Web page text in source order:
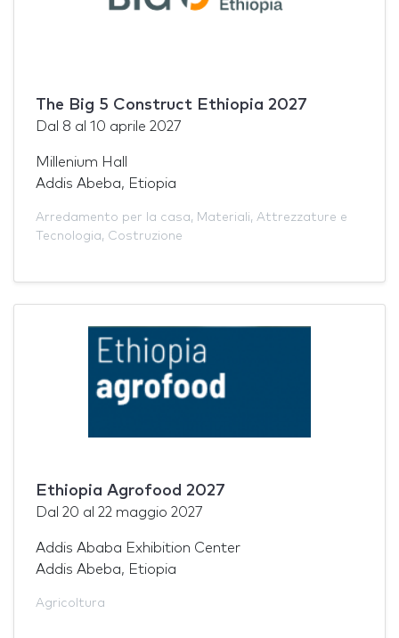
The Big 5 Construct Ethiopia 2027
Dal 8 al 10 aprile 2027
Millenium Hall
Addis Abeba, Etiopia
Arredamento per la casa, Materiali, Attrezzature e
Tecnologia, Costruzione
Ethiopia Agrofood 2027
Dal 20 al 22 maggio 2027
Addis Ababa Exhibition Center
Addis Abeba, Etiopia
Agricoltura